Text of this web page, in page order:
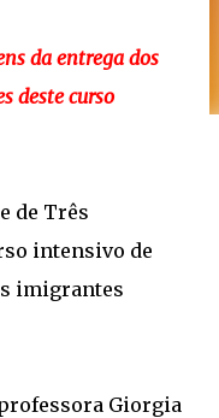
da entrega dos
deste curso
de Três
intensivo de
imigrantes
Giorgia